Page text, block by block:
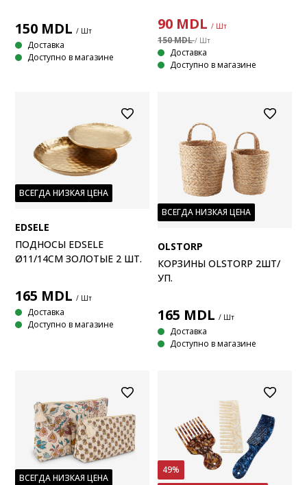
150 MDL / Шт
Доставка
Доступно в магазине
90 MDL / Шт
150 MDL/ Шт
Доставка
Доступно в магазине
ВСЕГДА НИЗКАЯ ЦЕНА
EDSELE
ПОДНОСЫ EDSELE
Ø11/14СМ ЗОЛОТЫЕ 2 ШТ.
165 MDL / Шт
Доставка
Доступно в магазине
ВСЕГДА НИЗКАЯ ЦЕНА
OLSTORP
КОРЗИНЫ OLSTORP 2ШТ/
УП.
165 MDL / Шт
Доставка
Доступно в магазине
ВСЕГДА НИЗКАЯ ЦЕНА
49%